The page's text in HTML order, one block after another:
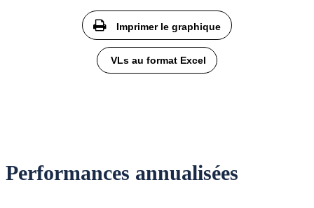
Imprimer le graphique
VLs au format Excel
Performances annualisées